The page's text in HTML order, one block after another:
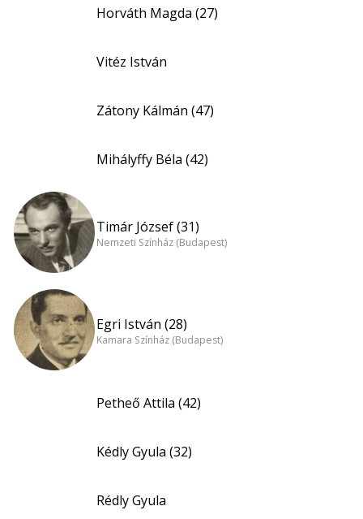
Horváth Magda (27)
Vitéz István
Zátony Kálmán (47)
Mihályffy Béla (42)
Timár József (31)
Nemzeti Színház (Budapest)
Egri István (28)
Kamara Színház (Budapest)
Petheő Attila (42)
Kédly Gyula (32)
Rédly Gyula